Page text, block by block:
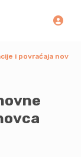
i povraćaja nov